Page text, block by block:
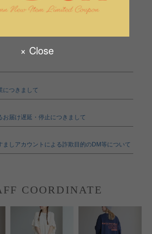
つきまして
届け遅延・停止につきまして
しアカウントによる詐欺目的のDM等について
COORDINATE